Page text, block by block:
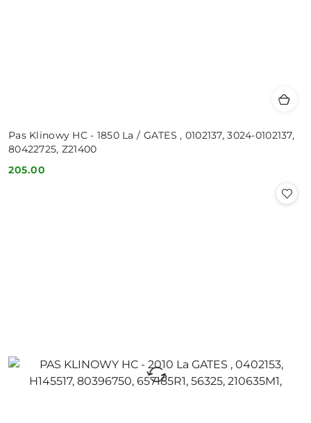
Pas Klinowy HC - 1850 La / GATES , 0102137, 3024-0102137,
80422725, Z21400
Cena:
205.00